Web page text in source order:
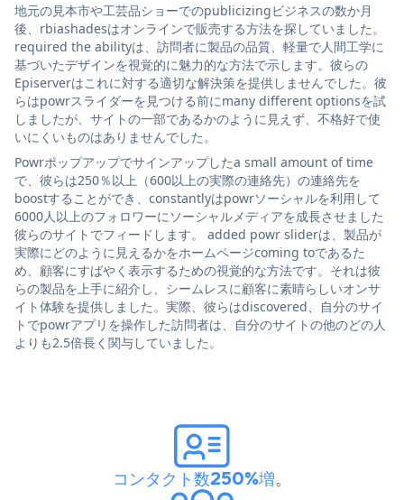
地元の見本市や工芸品ショーでのpublicizingビジネスの数か月
後、rbiashadesはオンラインで販売する方法を探していました。
required the abilityは、訪問者に製品の品質、軽量で人間工学に
基づいたデザインを視覚的に魅力的な方法で示します。彼らの
Episerverはこれに対する適切な解決策を提供しませんでした。彼
らはpowrスライダーを見つける前にmany different optionsを試
しましたが、サイトの一部であるかのように見えず、不格好で使
いにくいものはありませんでした。
Powrポップアップでサインアップしたa small amount of time
で、彼らは250％以上（600以上の実際の連絡先）の連絡先を
boostすることができ、constantlyはpowrソーシャルを利用して
6000人以上のフォロワーにソーシャルメディアを成長させました
彼らのサイトでフィードします。 added powr sliderは、製品が
実際にどのように見えるかをホームページcoming toであるた
め、顧客にすばやく表示するための視覚的な方法です。それは彼
らの製品を上手に紹介し、シームレスに顧客に素晴らしいオンサ
イト体験を提供しました。実際、彼らはdiscovered、自分のサイ
トでpowrアプリを操作した訪問者は、自分のサイトの他のどの人
よりも2.5倍長く関与していました。
コンタクト数250%増。